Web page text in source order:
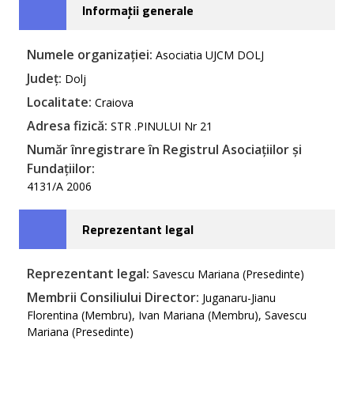
Informații generale
Numele organizației: Asociatia UJCM DOLJ
Județ: Dolj
Localitate: Craiova
Adresa fizică: STR .PINULUI Nr 21
Număr înregistrare în Registrul Asociațiilor și
Fundațiilor:
4131/A 2006
Reprezentant legal
Reprezentant legal: Savescu Mariana (Presedinte)
Membrii Consiliului Director: Juganaru-Jianu
Florentina (Membru), Ivan Mariana (Membru), Savescu
Mariana (Presedinte)